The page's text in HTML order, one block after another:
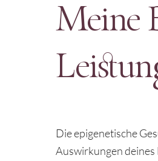
Meine
Die epigenetische
Auswirkungen deines